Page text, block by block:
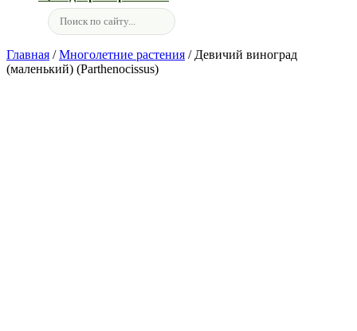
Главная /Многолетние растения / Девичий виноград
(маленький) (Parthenocissus)